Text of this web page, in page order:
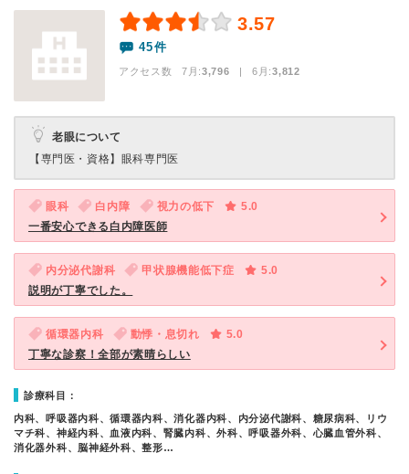
3.57
45件
アクセス数 7月:3,796 | 6月:3,812
老眼について
【専門医・資格】 眼科専門医
眼科 白内障 視力の低下
5.0
一番安心できる白内障医師
内分泌代謝科 甲状腺機能低下症
5.0
説明が丁寧でした。
循環器内科 動悸・息切れ
5.0
丁寧な診察！全部が素晴らしい
診療科目：
内科、呼吸器内科、循環器内科、消化器内科、内分泌代謝科、糖尿病科、リウ
マチ科、神経内科、血液内科、腎臓内科、外科、呼吸器外科、心臓血管外科、
消化器外科、脳神経外科、整形…